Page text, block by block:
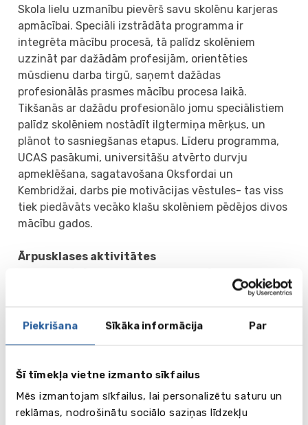
Piekrišana Sīkāka informācija Par
Šī tīmekļa vietne izmanto sīkfailus
Mēs izmantojam sīkfailus, lai personalizētu saturu un
reklāmas, nodrošinātu sociālo saziņas līdzekļu
Skola lielu uzmanību pievērš savu skolēnu karjeras
apmācībai. Speciāli izstrādāta programma ir
integrēta mācību procesā, tā palīdz skolēniem
uzzināt par dažādām profesijām, orientēties
mūsdienu darba tirgū, saņemt dažādas
profesionālās prasmes mācību procesa laikā.
Tikšanās ar dažādu profesionālo jomu speciālistiem
palīdz skolēniem nostādīt ilgtermiņa mērķus, un
plānot to sasniegšanas etapus. Līderu programma,
UCAS pasākumi, universitāšu atvērto durvju
apmeklēšana, sagatavošana Oksfordai un
Kembridžai, darbs pie motivācijas vēstules- tas viss
tiek piedāvāts vecāko klašu skolēniem pēdējos divos
mācību gados.
Ārpusklases aktivitātes
uzņēmēju, klinšu kāpšanas, robotikas, šaha klubi,
starptautisko attiecību un lego klubi.
auditorijām. Skolai ir savs koris, orķestris, džeza
instrumentālistu un vokālistu konkursi.
Drāmai ir svarīga loma skolas dzīvē. Par cik skola nav